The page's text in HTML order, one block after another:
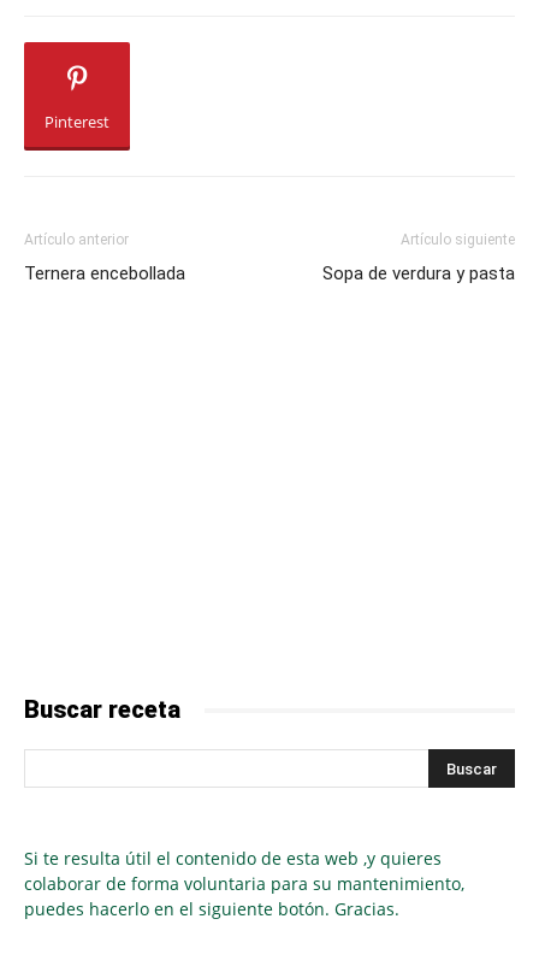
Pinterest
Artículo anterior
Ternera encebollada
Artículo siguiente
Sopa de verdura y pasta
Buscar receta
Si te resulta útil el contenido de esta web ,y quieres
colaborar de forma voluntaria para su mantenimiento,
puedes hacerlo en el siguiente botón. Gracias.